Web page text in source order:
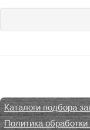
Каталоги подбора
Политика